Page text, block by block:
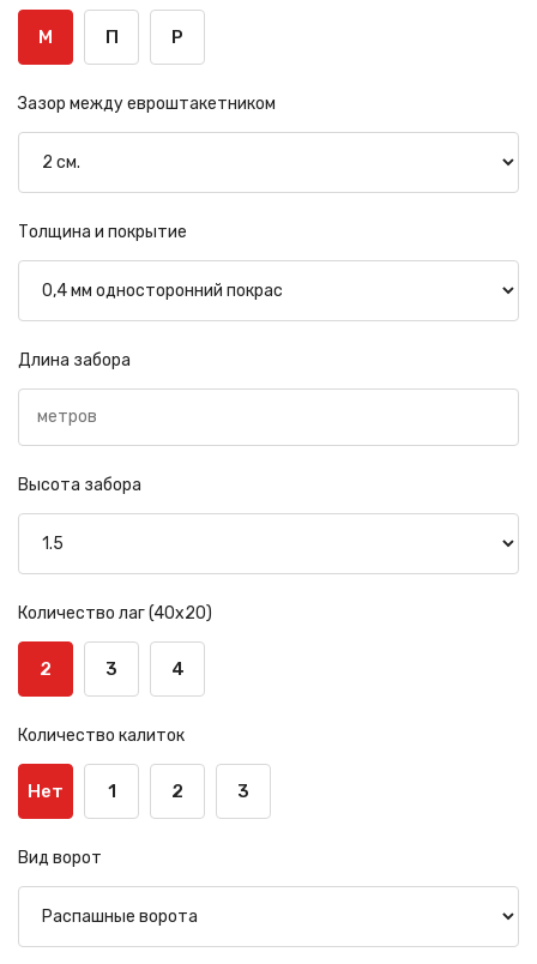
М П Р
Зазор между евроштакетником
Толщина и покрытие
Длина забора
Высота забора
Количество лаг (40х20)
2 3 4
Количество калиток
Нет 1 2 3
Вид ворот